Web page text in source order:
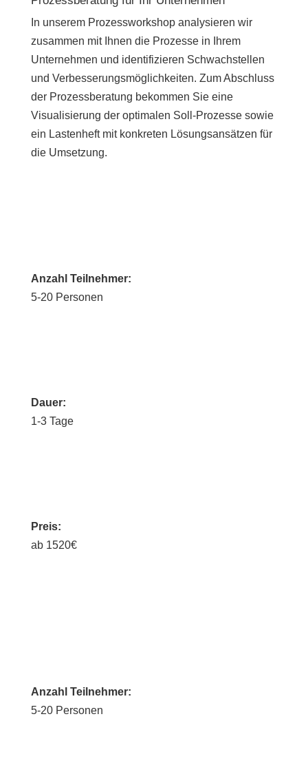
In unserem Prozessworkshop analysieren wir
zusammen mit Ihnen die Prozesse in Ihrem
Unternehmen und identifizieren Schwachstellen
und Verbesserungsmöglichkeiten. Zum Abschluss
der Prozessberatung bekommen Sie eine
Visualisierung der optimalen Soll-Prozesse sowie
ein Lastenheft mit konkreten Lösungsansätzen für
die Umsetzung.
Anzahl Teilnehmer:
5-20 Personen
Dauer:
1-3 Tage
Preis:
ab 1520€
Anzahl Teilnehmer:
5-20 Personen